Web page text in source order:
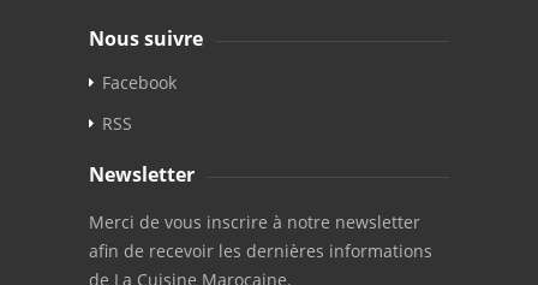
Nous suivre
Facebook
RSS
Newsletter
Merci de vous inscrire à notre newsletter
afin de recevoir les dernières informations
de La Cuisine Marocaine.